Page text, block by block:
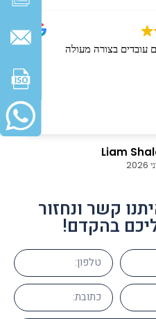
עובדים בצורה מעולה
Liam
קשר ונחזור
בהקדם!